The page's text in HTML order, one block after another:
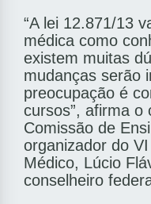
“A lei 12.871/13
médica como
existem muitas
mudanças serão
preocupação é
cursos”, afirma o
Comissão de
organizador do
Médico, Lúcio
conselheiro